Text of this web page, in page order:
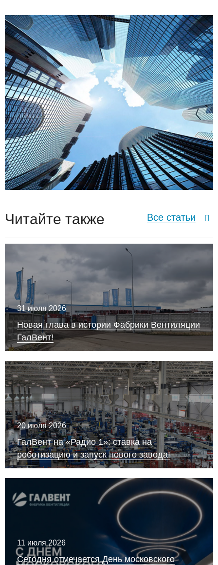
Читайте также Все статьи
31 июля 2026
Новая глава в истории Фабрики Вентиляции
ГалВент!
20 июля 2026
ГалВент на «Радио 1»: ставка на
роботизацию и запуск нового завода!
11 июля 2026
Сегодня отмечается День московского